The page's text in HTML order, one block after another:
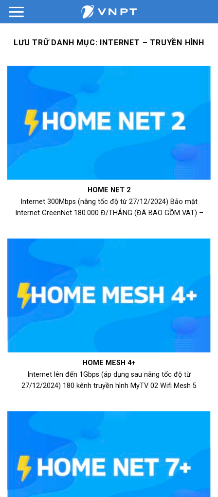
qua
dungLƯU TRỮ DANH MỤC: INTERNET – TRUYỀN HÌNH
HOME NET 2
Internet 300Mbps (nâng tốc độ từ 27/12/2024) Bảo mật
Internet GreenNet 180.000 Đ/THÁNG (ĐÃ BAO GỒM VAT) –
HOME MESH 4+
Internet lên đến 1Gbps (áp dụng sau nâng tốc độ từ
27/12/2024) 180 kênh truyền hình MyTV 02 Wifi Mesh 5